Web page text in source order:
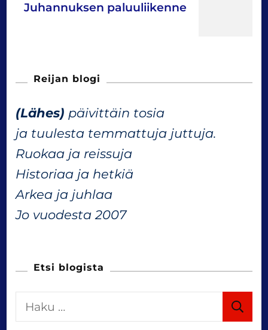
v
i
g
t
Juhannuksen paluuliikenne
Reijan blogi
(Lähes) päivittäin tosia
ja tuulesta temmattuja juttuja.
Ruokaa ja reissuja
Historiaa ja hetkiä
Arkea ja juhlaa
Jo vuodesta 2007
Etsi blogista
a